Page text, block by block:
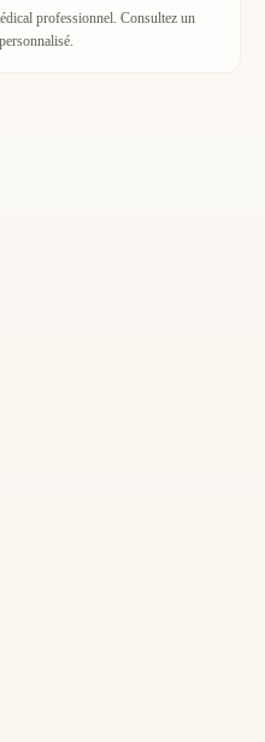
professionnel. Consultez un